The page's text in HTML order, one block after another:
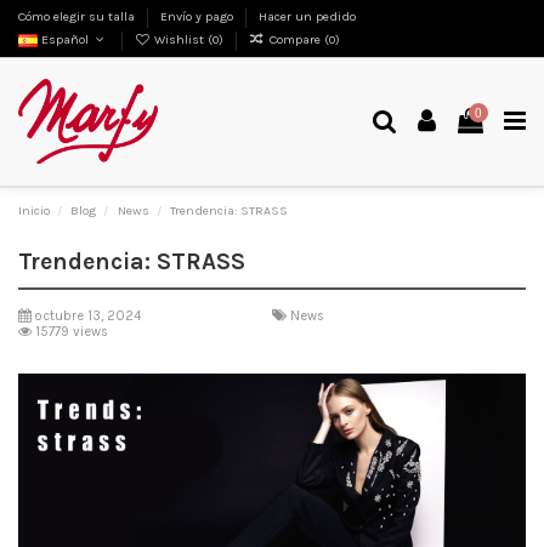
Cómo elegir su talla Envío y pago
Hacer un pedido
Español
Wishlist (0) Compare (0)
0
Inicio Blog News Trendencia: STRASS
Trendencia: STRASS
octubre 13, 2024
News
15779 views